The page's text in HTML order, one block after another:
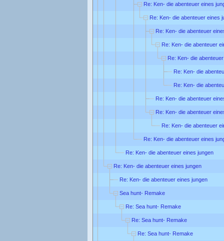
Re: Ken- die abenteuer eines
Re: Ken- die abenteuer eines
Re: Ken- die abenteuer
Re: Ken- die abenteuer
Re: Ken- die
Re: Ken- die
Re: Ken- die
Re: Ken- die abenteuer
Re: Ken- die abenteuer
Re: Ken- die abenteuer
Re: Ken- die abenteuer eines
Re: Ken- die abenteuer eines jungen
Re: Ken- die abenteuer eines jungen
Re: Ken- die abenteuer eines jungen
Sea hunt- Remake
Re: Sea hunt- Remake
Re: Sea hunt- Remake
Re: Sea hunt- Remake